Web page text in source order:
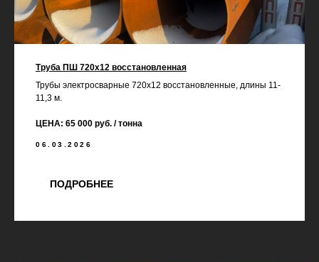
Труба ПШ 720х12 восстановленная
Трубы электросварные 720х12 восстановленные, длины 11-
11,3 м.
ЦЕНА: 65 000 руб. / тонна
06.03.2026
ПОДРОБНЕЕ